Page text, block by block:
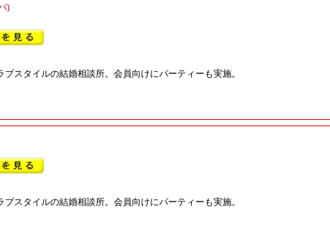
)
スタイルの結婚相談所。会員向けにパーティーも実施。
スタイルの結婚相談所。会員向けにパーティーも実施。